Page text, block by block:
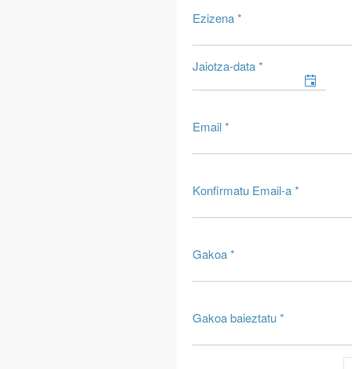
Ezizena *
Jaiotza-data *
Email *
Konfirmatu Email-a *
Gakoa *
Gakoa baieztatu *